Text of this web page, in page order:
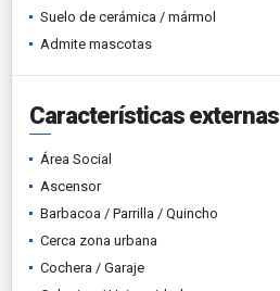
Suelo de cerámica / mármol
Admite mascotas
Características externas
Área Social
Ascensor
Barbacoa / Parrilla / Quincho
Cerca zona urbana
Cochera / Garaje